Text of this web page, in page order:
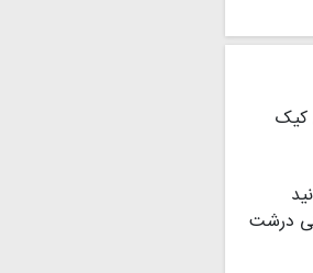
کیک
توت فرنگی درشت